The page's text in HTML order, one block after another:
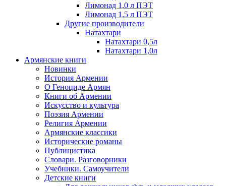
Лимонад 1,0 л ПЭТ
Лимонад 1,5 л ПЭТ
Другие производители
Натахтари
Натахтари 0,5л
Натахтари 1,0л
Армянские книги
Новинки
История Армении
О Геноциде Армян
Книги об Армении
Иcкусство и культура
Поэзия Армении
Религия Армении
Армянские классики
Исторические романы
Публицистика
Словари. Разговорники
Учебники. Самоучители
Детские книги